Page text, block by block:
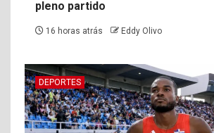
pleno partido
16 horas atrás Eddy Olivo
DEPORTES